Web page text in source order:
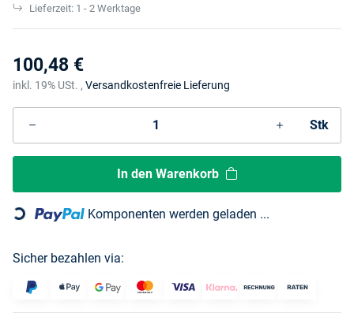
Lieferzeit: 1 - 2 Werktage
100,48 €
inkl. 19% USt. , Versandkostenfreie Lieferung
Stk
In den Warenkorb
Loading... Komponenten werden geladen ...
Sicher bezahlen via: